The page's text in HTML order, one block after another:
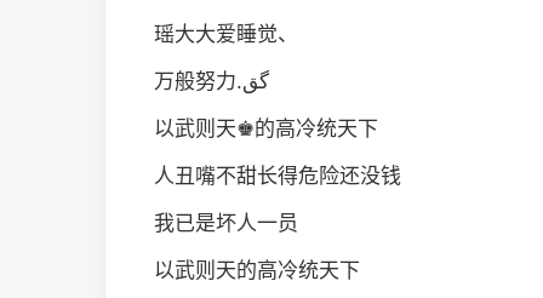
瑶大大爱睡觉、
万般努力.گق
以武则天♚的高冷统天下
人丑嘴不甜长得危险还没钱
我已是坏人一员
以武则天的高冷统天下